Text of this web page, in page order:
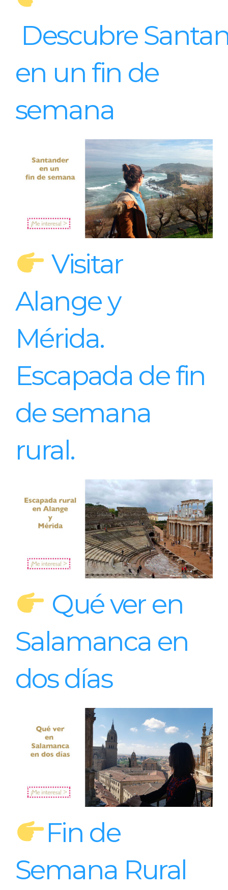
Descubre
en un fin de
semana
Visitar
Alange y
Mérida.
Escapada de fin
de semana
rural.
Qué ver en
Salamanca en
dos días
Fin de
Semana Rural